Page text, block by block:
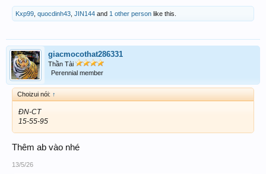
Kxp99 quocdinh43 JIN144 and 1 other person like this.
giacmocothat286331
Thần Tài
Perennial member
Choizui nói: ↑
ĐN-CT
15-55-95
Thêm ab vào nhé
13/5/26